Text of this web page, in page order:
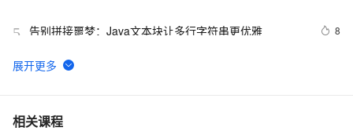
5 8
6 【JavaWeb】一文搞懂Java过滤器与拦截器的区别
7 Java编程中容易忽略的细节总结
相关课程